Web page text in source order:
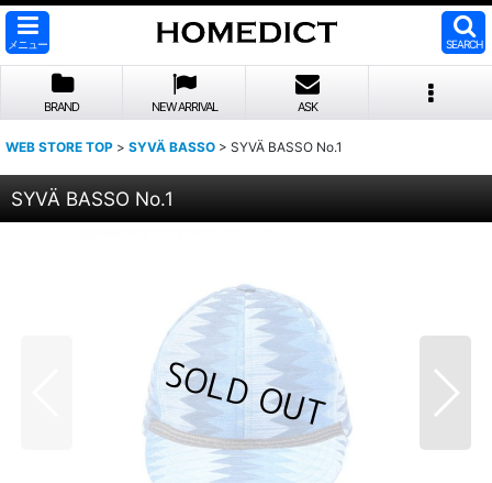
メニュー SEARCH
BRAND NEW ARRIVAL ASK
WEB STORE TOP > SYVÄ BASSO > SYVÄ BASSO No.1
SYVÄ BASSO No.1